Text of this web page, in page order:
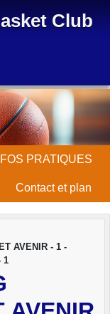
Club
PRATIQUES
Contact et plan
AVENIR - 1 -
1